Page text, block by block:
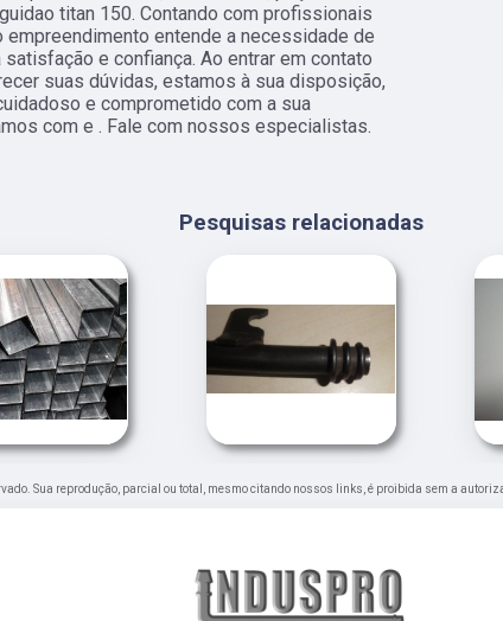
titan 150. Contando com profissionais
entende a necessidade de
e confiança. Ao entrar em contato
suas dúvidas, estamos à sua disposição,
e comprometido com a sua
com e . Fale com nossos especialistas.
Pesquisas relacionadas
Sua reprodução, parcial ou total, mesmo citando nossos links, é proibida sem a